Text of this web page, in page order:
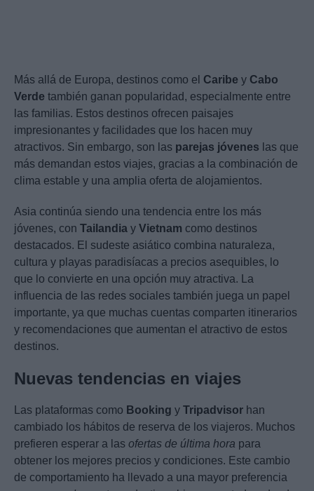
Más allá de Europa, destinos como el Caribe y Cabo
Verde también ganan popularidad, especialmente entre
las familias. Estos destinos ofrecen paisajes
impresionantes y facilidades que los hacen muy
atractivos. Sin embargo, son las parejas jóvenes las que
más demandan estos viajes, gracias a la combinación de
clima estable y una amplia oferta de alojamientos.
Asia continúa siendo una tendencia entre los más
jóvenes, con Tailandia y Vietnam como destinos
destacados. El sudeste asiático combina naturaleza,
cultura y playas paradisíacas a precios asequibles, lo
que lo convierte en una opción muy atractiva. La
influencia de las redes sociales también juega un papel
importante, ya que muchas cuentas comparten itinerarios
y recomendaciones que aumentan el atractivo de estos
destinos.
Nuevas tendencias en viajes
Las plataformas como Booking y Tripadvisor han
cambiado los hábitos de reserva de los viajeros. Muchos
prefieren esperar a las ofertas de última hora para
obtener los mejores precios y condiciones. Este cambio
de comportamiento ha llevado a una mayor preferencia